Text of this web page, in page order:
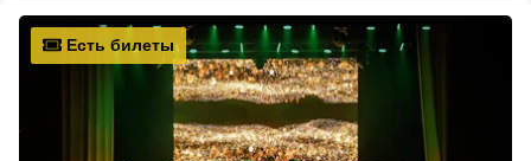
Есть билеты